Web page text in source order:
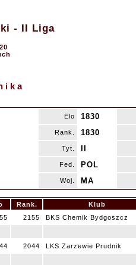
- II Liga
Elo 1830
Rank. 1830
Tyt.
Fed. POL
Woj. MA
Rank.
Klub
2155
BKS Chemik Bydgoszcz
2044
LKS Zarzewie Prudnik